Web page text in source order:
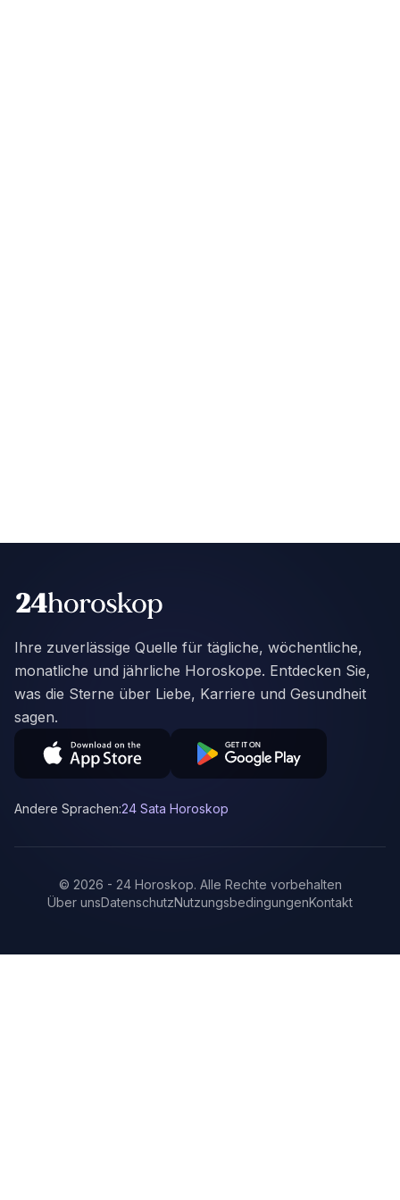
Ihre zuverlässige Quelle für tägliche, wöchentliche,
monatliche und jährliche Horoskope. Entdecken Sie,
was die Sterne über Liebe, Karriere und Gesundheit
sagen.
Andere Sprachen:24 Sata Horoskop
© 2026 - 24 Horoskop. Alle Rechte vorbehalten
Über unsDatenschutzNutzungsbedingungenKontakt